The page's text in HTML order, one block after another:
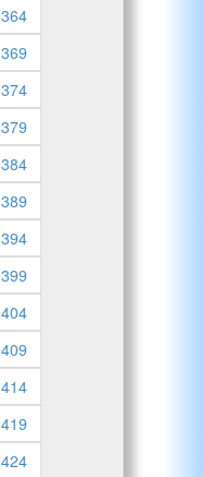
364
369
374
379
384
389
394
399
404
409
414
419
424